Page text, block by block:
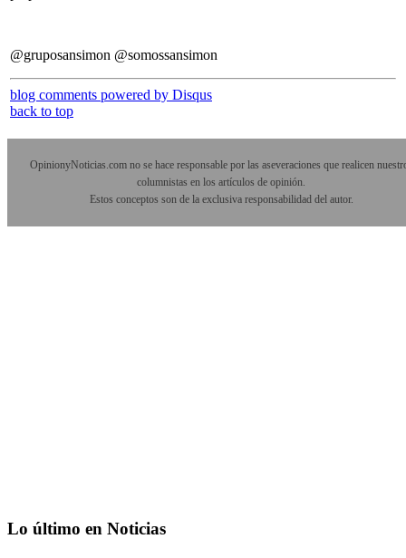
@gruposansimon @somossansimon
blog comments powered by Disqus
back to top
OpinionyNoticias.com no se hace responsable por las aseveraciones que realicen
columnistas en los artículos de opinión.
Estos conceptos son de la exclusiva responsabilidad del autor.
Lo último en Noticias